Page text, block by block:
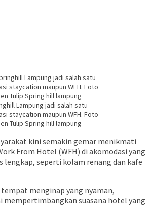
Lampung jadi salah satu
staycation maupun WFH. Foto
Tulip Spring hill lampung
kini semakin gemar menikmati
From Hotel (WFH) di akomodasi yang
lengkap, seperti kolam renang dan kafe
menginap yang nyaman,
mempertimbangkan suasana hotel yang